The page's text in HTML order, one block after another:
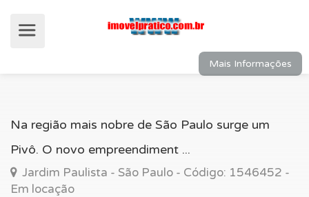
Na região mais nobre de São Paulo surge um
Pivô. O novo empreendiment ...
Jardim Paulista - São Paulo - Código: 1546452 -
Em locação
Mais Informações